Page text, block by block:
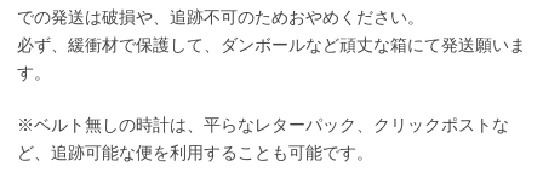
での発送は破損や、追跡不可のためおやめください。
必ず、緩衝材で保護して、ダンボールなど頑丈な箱にて発送願いま
す。
※ベルト無しの時計は、平らなレターパック、クリックポストな
ど、追跡可能な便を利用することも可能です。